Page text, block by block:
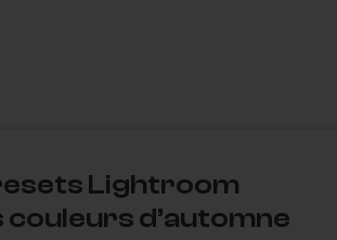
Lightroom
couleurs d’automne